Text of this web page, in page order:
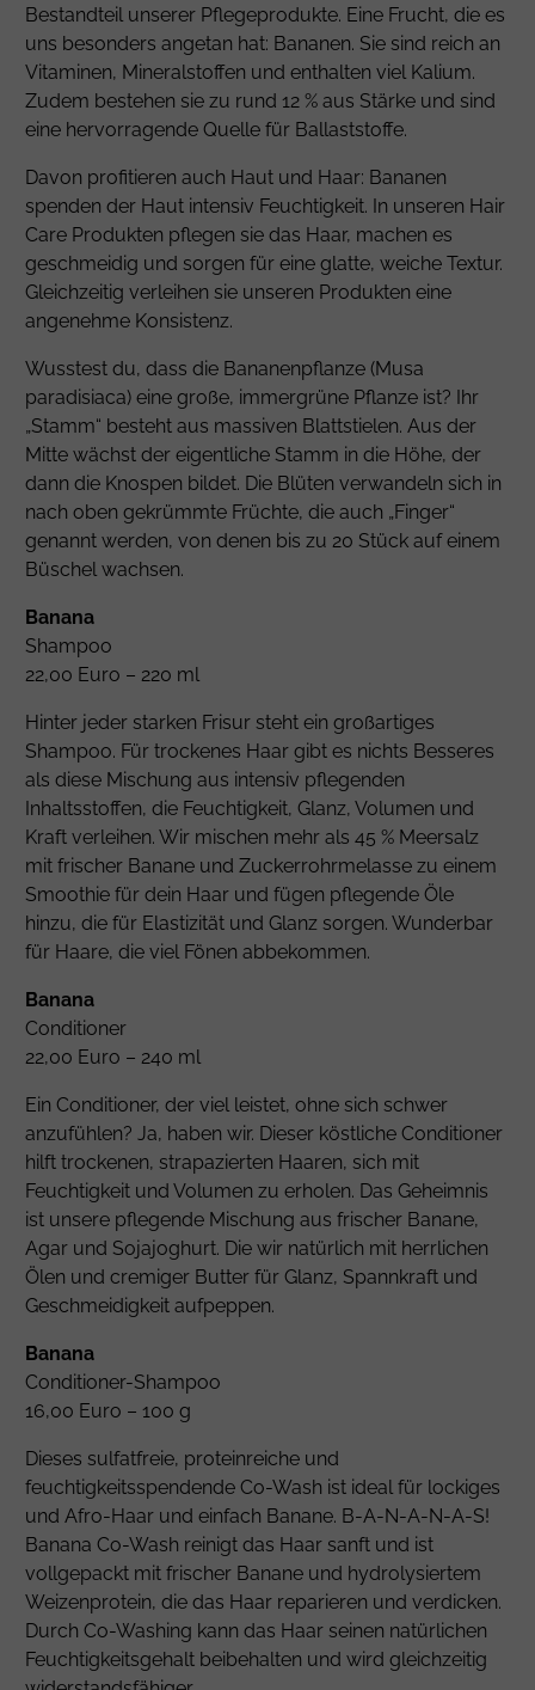
Bestandteil unserer Pflegeprodukte. Eine Frucht, die es
uns besonders angetan hat: Bananen. Sie sind reich an
Vitaminen, Mineralstoffen und enthalten viel Kalium.
Zudem bestehen sie zu rund 12 % aus Stärke und sind
eine hervorragende Quelle für Ballaststoffe.
Davon profitieren auch Haut und Haar: Bananen
spenden der Haut intensiv Feuchtigkeit. In unseren Hair
Care Produkten pflegen sie das Haar, machen es
geschmeidig und sorgen für eine glatte, weiche Textur.
Gleichzeitig verleihen sie unseren Produkten eine
angenehme Konsistenz.
Wusstest du, dass die Bananenpflanze (Musa
paradisiaca) eine große, immergrüne Pflanze ist? Ihr
„Stamm“ besteht aus massiven Blattstielen. Aus der
Mitte wächst der eigentliche Stamm in die Höhe, der
dann die Knospen bildet. Die Blüten verwandeln sich in
nach oben gekrümmte Früchte, die auch „Finger“
genannt werden, von denen bis zu 20 Stück auf einem
Büschel wachsen.
Banana
Shampoo
22,00 Euro – 220 ml
Hinter jeder starken Frisur steht ein großartiges
Shampoo. Für trockenes Haar gibt es nichts Besseres
als diese Mischung aus intensiv pflegenden
Inhaltsstoffen, die Feuchtigkeit, Glanz, Volumen und
Kraft verleihen. Wir mischen mehr als 45 % Meersalz
mit frischer Banane und Zuckerrohrmelasse zu einem
Smoothie für dein Haar und fügen pflegende Öle
hinzu, die für Elastizität und Glanz sorgen. Wunderbar
für Haare, die viel Fönen abbekommen.
Banana
Conditioner
22,00 Euro – 240 ml
Ein Conditioner, der viel leistet, ohne sich schwer
anzufühlen? Ja, haben wir. Dieser köstliche Conditioner
hilft trockenen, strapazierten Haaren, sich mit
Feuchtigkeit und Volumen zu erholen. Das Geheimnis
ist unsere pflegende Mischung aus frischer Banane,
Agar und Sojajoghurt. Die wir natürlich mit herrlichen
Ölen und cremiger Butter für Glanz, Spannkraft und
Geschmeidigkeit aufpeppen.
Banana
Conditioner-Shampoo
16,00 Euro – 100 g
Dieses sulfatfreie, proteinreiche und
feuchtigkeitsspendende Co-Wash ist ideal für lockiges
und Afro-Haar und einfach Banane. B-A-N-A-N-A-S!
Banana Co-Wash reinigt das Haar sanft und ist
vollgepackt mit frischer Banane und hydrolysiertem
Weizenprotein, die das Haar reparieren und verdicken.
Durch Co-Washing kann das Haar seinen natürlichen
Feuchtigkeitsgehalt beibehalten und wird gleichzeitig